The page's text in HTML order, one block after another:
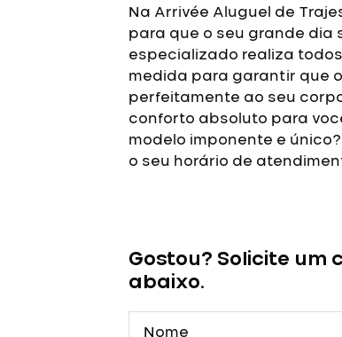
Na Arrivée Aluguel de
para que o seu grande dia
especializado realiza
medida para garantir que
perfeitamente ao seu
conforto absoluto para
modelo imponente e
o seu horário de
Preto
Princesa
com
Gostou? Solicite
abaixo.